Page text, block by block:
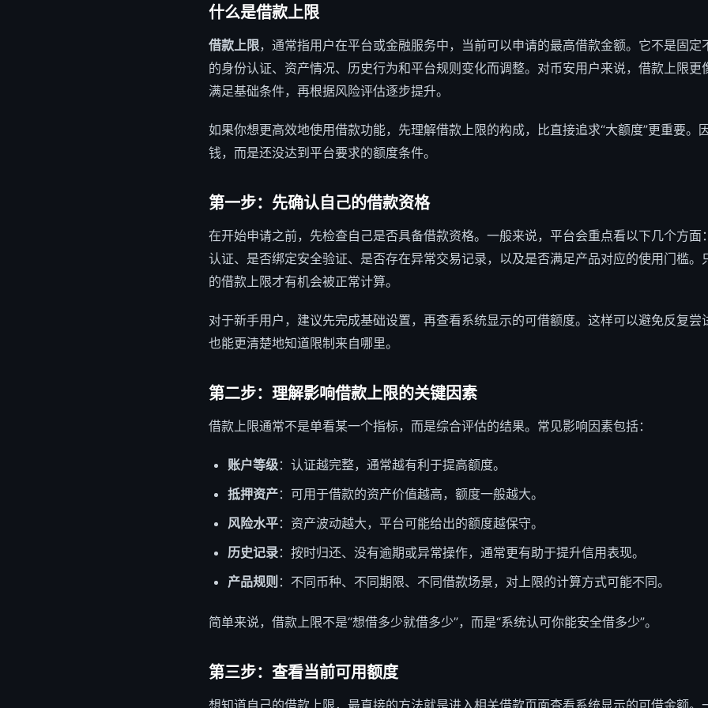
什么是借款上限
借款上限，通常指用户在平台或金融服务中，当前可以申请的最高借款金额。它不是固
的身份认证、资产情况、历史行为和平台规则变化而调整。对币安用户来说，借款上限更
满足基础条件，再根据风险评估逐步提升。
如果你想更高效地使用借款功能，先理解借款上限的构成，比直接追求“大额度”更重要。
钱，而是还没达到平台要求的额度条件。
第一步：先确认自己的借款资格
在开始申请之前，先检查自己是否具备借款资格。一般来说，平台会重点看以下几个方面
认证、是否绑定安全验证、是否存在异常交易记录，以及是否满足产品对应的使用门槛。
的借款上限才有机会被正常计算。
对于新手用户，建议先完成基础设置，再查看系统显示的可借额度。这样可以避免反复尝
也能更清楚地知道限制来自哪里。
第二步：理解影响借款上限的关键因素
借款上限通常不是单看某一个指标，而是综合评估的结果。常见影响因素包括：
账户等级：认证越完整，通常越有利于提高额度。
抵押资产：可用于借款的资产价值越高，额度一般越大。
风险水平：资产波动越大，平台可能给出的额度越保守。
历史记录：按时归还、没有逾期或异常操作，通常更有助于提升信用表现。
产品规则 ：不同币种、不同期限、不同借款场景，对上限的计算方式可能不同。
简单来说，借款上限不是“想借多少就借多少”，而是“系统认可你能安全借多少”。
第三步：查看当前可用额度
想知道自己的借款上限，最直接的方法就是进入相关借款页面查看系统显示的可借金额。